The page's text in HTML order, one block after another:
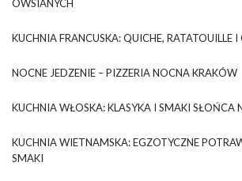
OWSIANYCH
KUCHNIA FRANCUSKA: QUICHE, RATATOUILLE I
NOCNE JEDZENIE – PIZZERIA NOCNA KRAKÓW
KUCHNIA WŁOSKA: KLASYKA I SMAKI SŁOŃCA
KUCHNIA WIETNAMSKA: EGZOTYCZNE
SMAKI